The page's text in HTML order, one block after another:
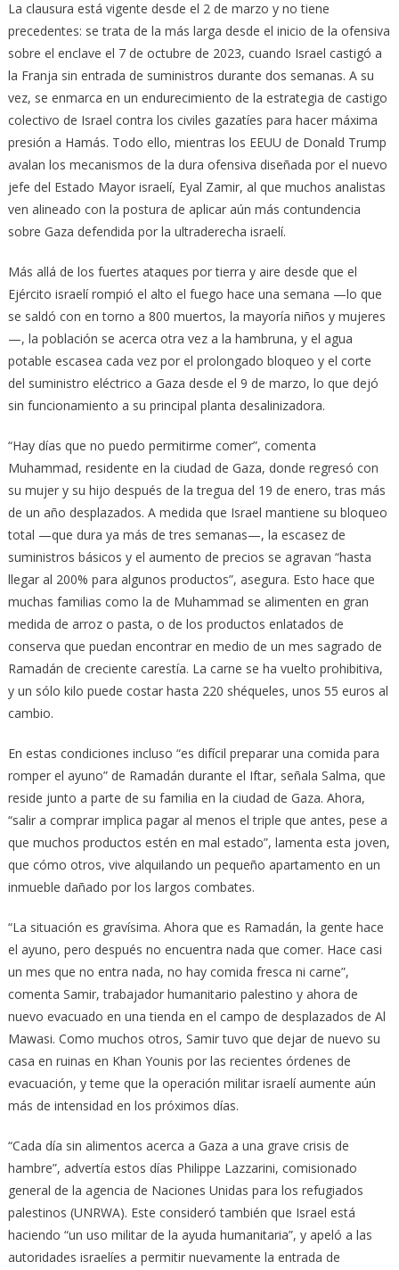
La clausura está vigente desde el 2 de marzo y no tiene
precedentes: se trata de la más larga desde el inicio de la ofensiva
sobre el enclave el 7 de octubre de 2023, cuando Israel castigó a
la Franja sin entrada de suministros durante dos semanas. A su
vez, se enmarca en un endurecimiento de la estrategia de castigo
colectivo de Israel contra los civiles gazatíes para hacer máxima
presión a Hamás. Todo ello, mientras los EEUU de Donald Trump
avalan los mecanismos de la dura ofensiva diseñada por el nuevo
jefe del Estado Mayor israelí, Eyal Zamir, al que muchos analistas
ven alineado con la postura de aplicar aún más contundencia
sobre Gaza defendida por la ultraderecha israelí.
Más allá de los fuertes ataques por tierra y aire desde que el
Ejército israelí rompió el alto el fuego hace una semana —lo que
se saldó con en torno a 800 muertos, la mayoría niños y mujeres
—, la población se acerca otra vez a la hambruna, y el agua
potable escasea cada vez por el prolongado bloqueo y el corte
del suministro eléctrico a Gaza desde el 9 de marzo, lo que dejó
sin funcionamiento a su principal planta desalinizadora.
“Hay días que no puedo permitirme comer”, comenta
Muhammad, residente en la ciudad de Gaza, donde regresó con
su mujer y su hijo después de la tregua del 19 de enero, tras más
de un año desplazados. A medida que Israel mantiene su bloqueo
total —que dura ya más de tres semanas—, la escasez de
suministros básicos y el aumento de precios se agravan “hasta
llegar al 200% para algunos productos”, asegura. Esto hace que
muchas familias como la de Muhammad se alimenten en gran
medida de arroz o pasta, o de los productos enlatados de
conserva que puedan encontrar en medio de un mes sagrado de
Ramadán de creciente carestía. La carne se ha vuelto prohibitiva,
y un sólo kilo puede costar hasta 220 shéqueles, unos 55 euros al
cambio.
En estas condiciones incluso “es difícil preparar una comida para
romper el ayuno” de Ramadán durante el Iftar, señala Salma, que
reside junto a parte de su familia en la ciudad de Gaza. Ahora,
“salir a comprar implica pagar al menos el triple que antes, pese a
que muchos productos estén en mal estado”, lamenta esta joven,
que cómo otros, vive alquilando un pequeño apartamento en un
inmueble dañado por los largos combates.
“La situación es gravísima. Ahora que es Ramadán, la gente hace
el ayuno, pero después no encuentra nada que comer. Hace casi
un mes que no entra nada, no hay comida fresca ni carne”,
comenta Samir, trabajador humanitario palestino y ahora de
nuevo evacuado en una tienda en el campo de desplazados de Al
Mawasi. Como muchos otros, Samir tuvo que dejar de nuevo su
casa en ruinas en Khan Younis por las recientes órdenes de
evacuación, y teme que la operación militar israelí aumente aún
más de intensidad en los próximos días.
“Cada día sin alimentos acerca a Gaza a una grave crisis de
hambre”, advertía estos días Philippe Lazzarini, comisionado
general de la agencia de Naciones Unidas para los refugiados
palestinos (UNRWA). Este consideró también que Israel está
haciendo “un uso militar de la ayuda humanitaria”, y apeló a las
autoridades israelíes a permitir nuevamente la entrada de